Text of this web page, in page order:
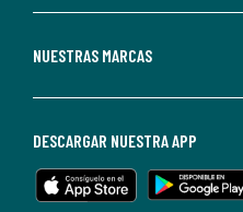
NUESTRAS MARCAS
DESCARGAR NUESTRA APP